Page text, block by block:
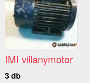
IMI villanymotor
3 db